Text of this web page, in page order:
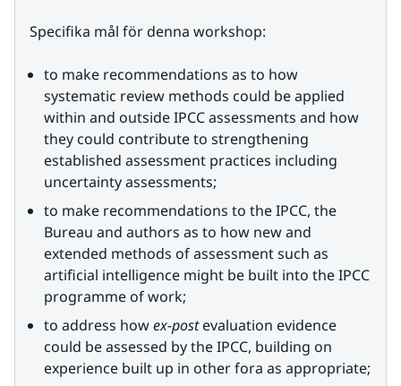
Specifika mål för denna workshop:
to make recommendations as to how
systematic review methods could be applied
within and outside IPCC assessments and how
they could contribute to strengthening
established assessment practices including
uncertainty assessments;
to make recommendations to the IPCC, the
Bureau and authors as to how new and
extended methods of assessment such as
artificial intelligence might be built into the IPCC
programme of work;
to address how ex-post evaluation evidence
could be assessed by the IPCC, building on
experience built up in other fora as appropriate;